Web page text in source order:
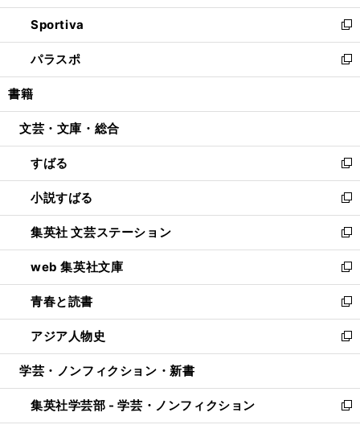
開
く
ン
ド
ウ
で
開
ウ
ィ
ン
ド
ウ
開
し
い
ウ
ィ
ン
ウ
開
く
Sportiva
新
し
い
ウ
ン
ウ
で
開
く
パラスポ
新
し
ウ
ン
ド
ウ
で
開
く
書籍
文芸・文庫・総合
すばる
新
し
い
ウ
ィ
ン
ド
ウ
で
開
く
小説すばる
新
し
い
ウ
ィ
ン
ド
ウ
で
開
集英社 文芸ステーション
新
し
い
ウ
ィ
ン
ド
ウ
開
く
web 集英社文庫
新
し
い
ウ
ィ
ン
ウ
で
開
青春と読書
新
し
い
ウ
ン
ド
ウ
アジア人物史
新
し
ウ
ィ
ン
学芸・ノンフィクション・新書
集英社学芸部 - 学芸・ノンフィクション
新
し